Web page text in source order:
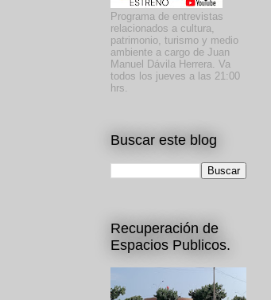
Programa de entrevistas
relacionados a cultura,
patrimonio, turismo y medio
ambiente a cargo de Juan
Manuel Dávila Herrera. Va
todos los jueves a las 21:00
hrs.
Buscar este blog
Recuperación de
Espacios Publicos.